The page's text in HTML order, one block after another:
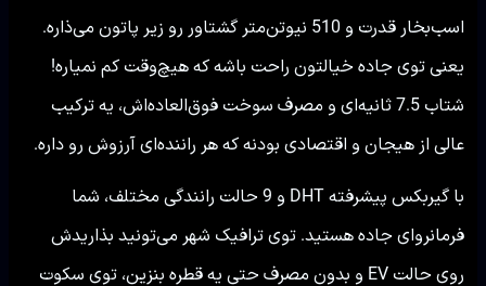
اسب‌بخار قدرت و 510 نیوتن‌متر گشتاور رو زیر پاتون می‌ذاره.
یعنی توی جاده خیالتون راحت باشه که هیچ‌وقت کم نمیاره!
شتاب 7.5 ثانیه‌ای و مصرف سوخت فوق‌العاده‌اش، یه ترکیب
عالی از هیجان و اقتصادی بودنه که هر راننده‌ای آرزوش رو داره.
با گیربکس پیشرفته DHT و 9 حالت رانندگی مختلف، شما
فرمانروای جاده هستید. توی ترافیک شهر می‌تونید بذاریدش
روی حالت EV و بدون مصرف حتی یه قطره بنزین، توی سکوت